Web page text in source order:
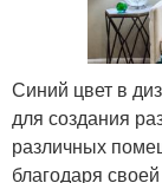
Синий цвет в
для создания
различных
благодаря